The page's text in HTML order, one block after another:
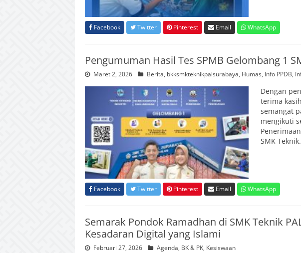
Facebook Twitter Pinterest Email WhatsApp
Pengumuman Hasil Tes SPMB Gelombang 1
Maret 2, 2026 Berita, bkksmkteknikpalsurabaya, Humas, Info PPDB,
Dengan
terima
semangat
mengikuti
SMK
Facebook Twitter Pinterest Email WhatsApp
Semarak Pondok Ramadhan di SMK Teknik
Kesadaran Digital yang Islami
Februari 27, 2026 Agenda, BK & PK, Kesiswaan